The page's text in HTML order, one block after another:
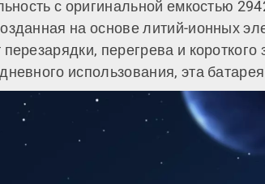
с оригинальной емкостью
на основе литий-ионных
перегрева и
использования, эта